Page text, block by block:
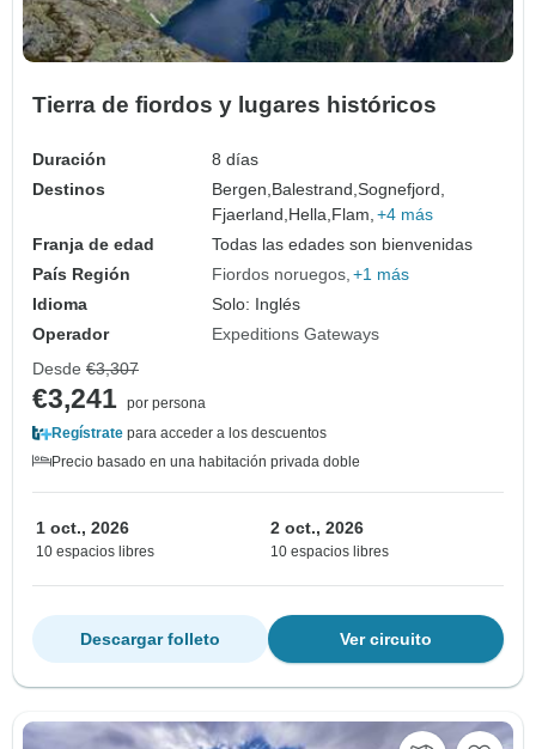
Tierra de fiordos y lugares históricos
Duración
8 días
Destinos
Bergen,Balestrand,Sognefjord,
Fjaerland,Hella,Flam, +4 más
Franja de edad
Todas las edades son bienvenidas
País Región
Fiordos noruegos +1 más
Idioma
Solo: Inglés
Operador
Expeditions Gateways
Desde €3,307
€3,241 por persona
Regístrate para acceder a los descuentos
Precio basado en una habitación privada doble
1 oct., 2026
10 espacios libres
2 oct., 2026
10 espacios libres
Ver circuito
Descargar folleto